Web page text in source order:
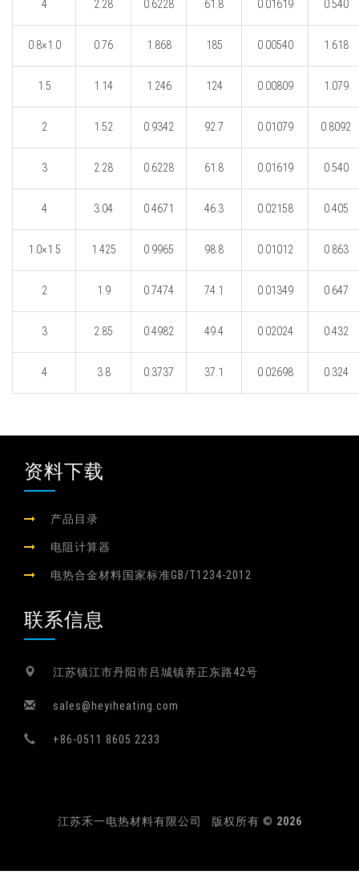
4 2.28 0.6228 61.8 0.01619 0.540
0.8×1.0 0.76 1.868 185 0.00540 1.618
1.5 1.14 1.246 124 0.00809 1.079
2 1.52 0.9342 92.7 0.01079 0.8092
3 2.28 0.6228 61.8 0.01619 0.540
4 3.04 0.4671 46.3 0.02158 0.405
1.0×1.5 1.425 0.9965 98.8 0.01012 0.863
2 1.9 0.7474 74.1 0.01349 0.647
3 2.85 0.4982 49.4 0.02024 0.432
4 3.8 0.3737 37.1 0.02698 0.324
资料下载
产品目录
电阻计算器
电热合金材料国家标准GB/T1234-2012
联系信息
江苏镇江市丹阳市吕城镇养正东路42号
sales@heyiheating.com
+86-0511 8605 2233
江苏禾一电热材料有限公司 版权所有 © 2026